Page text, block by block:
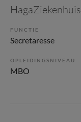
HagaZiekenhuis
FUNCTIE
Secretaresse
OPLEIDINGSNIVEAU
MBO